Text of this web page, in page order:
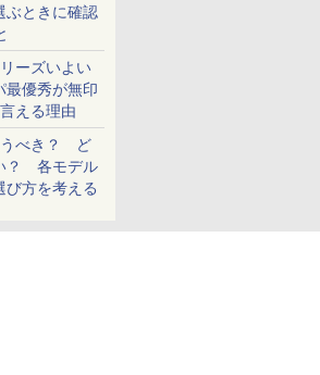
ぶときに確認
ーズいよい
最優秀が無印
える理由
うべき？ ど
？ 各モデル
び方を考える